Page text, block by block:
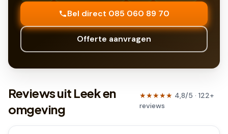
Bel direct 085 060 89 70
Offerte aanvragen
Reviews uit Leek en
omgeving
★★★★★ 4,8/5 · 122+
reviews